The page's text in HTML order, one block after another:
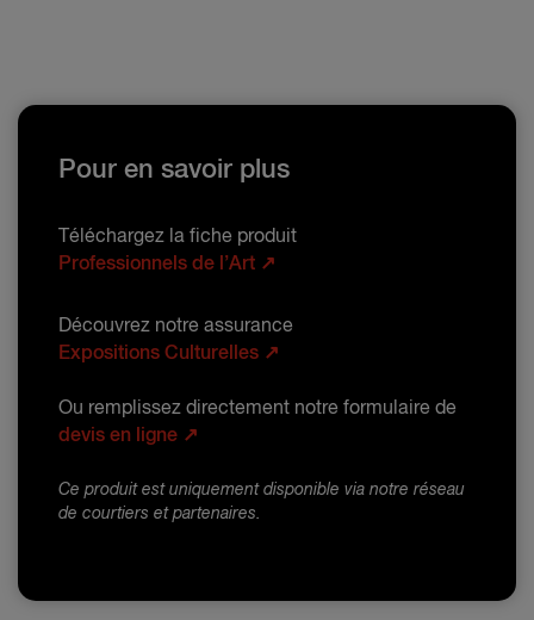
Pour en savoir plus
Téléchargez la fiche produit
Professionnels de l’Art ↗
Découvrez notre assurance
Expositions Culturelles ↗
Ou remplissez directement notre formulaire de
devis en ligne ↗
Ce produit est uniquement disponible via notre réseau
de courtiers et partenaires.